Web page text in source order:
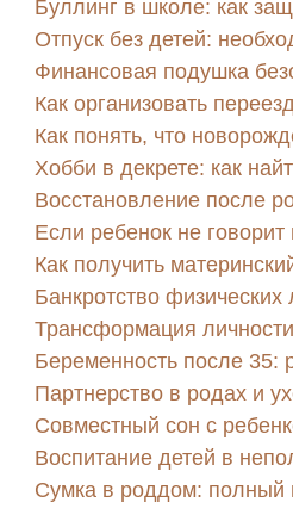
Буллинг в школе: как
Отпуск без детей:
Финансовая подушка
Как организовать
Как понять, что
Хобби в декрете: как
Восстановление после
Если ребенок не говорит
Как получить
Банкротство
Трансформация
Беременность после 35:
Партнерство в родах и
Совместный сон с
Воспитание детей в
Сумка в роддом: